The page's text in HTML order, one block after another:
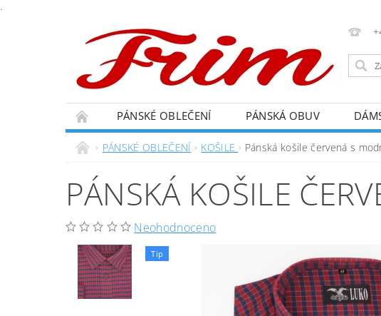
.
PÁNSKÉ OBLEČENÍ PÁNSKÁ OBUV
PÁNSKÉ OBLEČENÍ KOŠILE Pánská košile červená s
PÁNSKÁ KOŠILE
Neohodnoceno
Tip